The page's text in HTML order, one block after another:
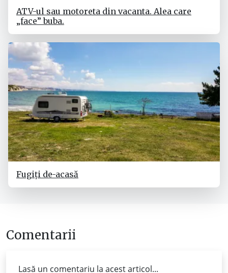
ATV-ul sau motoreta din vacanta. Alea care
„face” buba.
Fugiți de-acasă
Comentarii
Lasă un comentariu la acest articol...